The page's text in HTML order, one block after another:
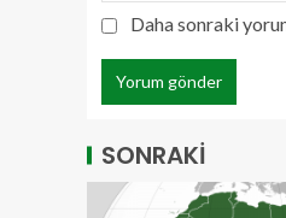
Daha sonraki
SONRAKİ